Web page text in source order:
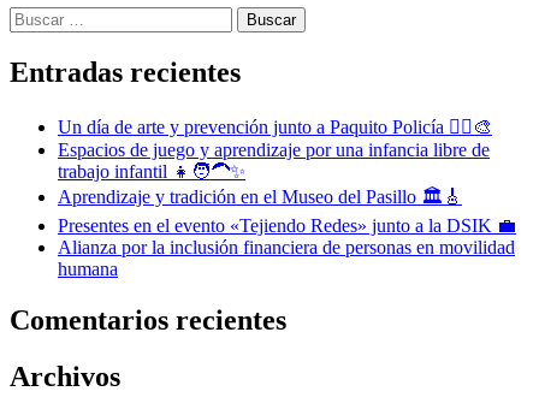
Buscar:
Entradas recientes
Un día de arte y prevención junto a Paquito Policía 👮‍♂️🎨
Espacios de juego y aprendizaje por una infancia libre de
trabajo infantil 👧🧑‍🦱✨
Aprendizaje y tradición en el Museo del Pasillo 🏛️🎸
Presentes en el evento «Tejiendo Redes» junto a la DSIK 💼
Alianza por la inclusión financiera de personas en movilidad
humana
Comentarios recientes
Archivos